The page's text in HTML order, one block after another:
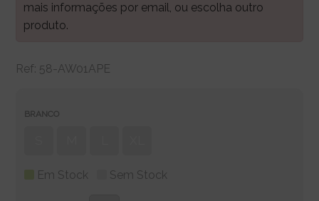
mais informações por email, ou escolha outro
produto.
Ref: 58-AW01APE
BRANCO
Em Stock Sem Stock